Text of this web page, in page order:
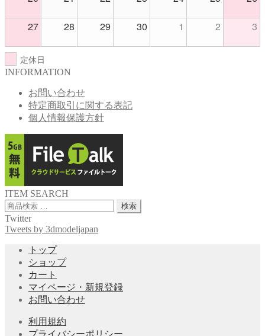
27 28 29 30 1 2 3
定休日
INFORMATION
お問い合わせ
特定商取引に関する表記
個人情報保護方針
ITEM SEARCH
検
索
対
検索
Twitter
Tweets by 3dmodeljapan
トップ
ショップ
カート
マイページ・新規登録
お問い合わせ
利用規約